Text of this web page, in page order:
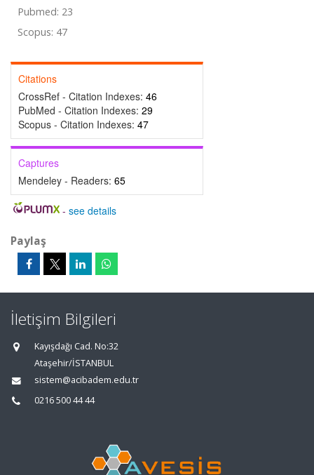
Pubmed: 23
Scopus: 47
Citations
CrossRef - Citation Indexes: 46
PubMed - Citation Indexes: 29
Scopus - Citation Indexes: 47
Captures
Mendeley - Readers: 65
- see details
Paylaş
İletişim Bilgileri
Kayışdağı Cad. No:32
Ataşehir/İSTANBUL
sistem@acibadem.edu.tr
0216 500 44 44